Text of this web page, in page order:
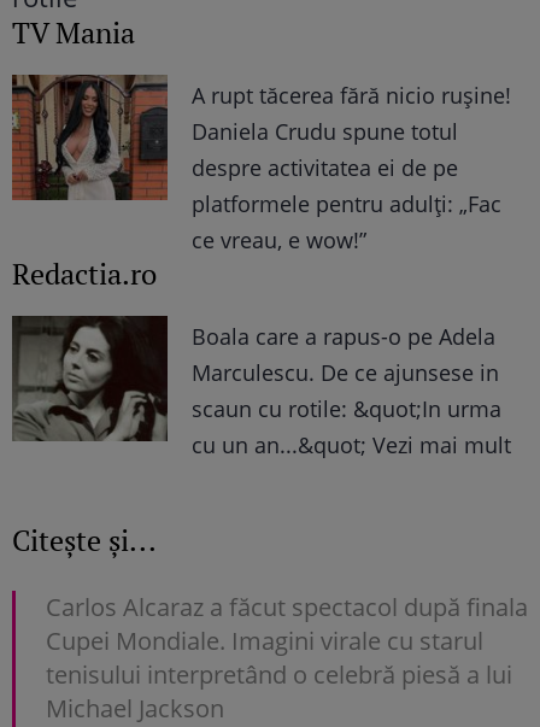
TV Mania
A rupt tăcerea fără nicio rușine!
Daniela Crudu spune totul
despre activitatea ei de pe
platformele pentru adulți: „Fac
ce vreau, e wow!”
Redactia.ro
Boala care a rapus-o pe Adela
Marculescu. De ce ajunsese in
scaun cu rotile: &quot;In urma
cu un an...&quot; Vezi mai mult
Citește și...
Carlos Alcaraz a făcut spectacol după finala
Cupei Mondiale. Imagini virale cu starul
tenisului interpretând o celebră piesă a lui
Michael Jackson